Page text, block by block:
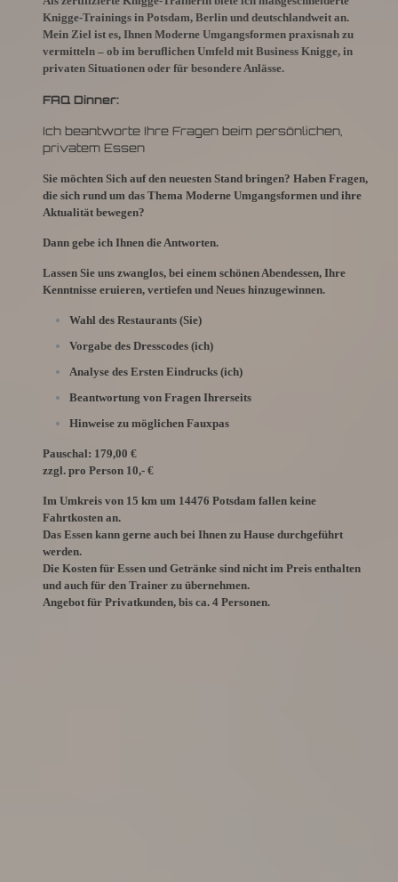
Knigge-Trainings in Potsdam, Berlin und deutschlandweit an.
Mein Ziel ist es, Ihnen Moderne Umgangsformen praxisnah zu
vermitteln – ob im beruflichen Umfeld mit Business Knigge, in
privaten Situationen oder für besondere Anlässe.
FAQ Dinner:
Ich beantworte Ihre Fragen beim persönlichen,
privatem Essen
Sie möchten Sich auf den neuesten Stand bringen? Haben Fragen,
die sich rund um das Thema Moderne Umgangsformen und ihre
Aktualität bewegen?
Dann gebe ich Ihnen die Antworten.
Lassen Sie uns zwanglos, bei einem schönen Abendessen, Ihre
Kenntnisse eruieren, vertiefen und Neues hinzugewinnen.
Wahl des Restaurants (Sie)
Vorgabe des Dresscodes (ich)
Analyse des Ersten Eindrucks (ich)
Beantwortung von Fragen Ihrerseits
Hinweise zu möglichen Fauxpas
Pauschal: 179,00 €
zzgl. pro Person 10,- €
Im Umkreis von 15 km um 14476 Potsdam fallen keine
Fahrtkosten an.
Das Essen kann gerne auch bei Ihnen zu Hause durchgeführt
werden.
Die Kosten für Essen und Getränke sind nicht im Preis enthalten
und auch für den Trainer zu übernehmen.
Angebot für Privatkunden, bis ca. 4 Personen.